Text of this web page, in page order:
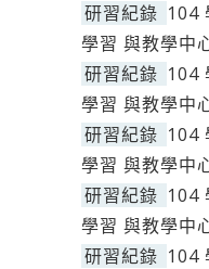
研習紀錄 104
學習 與教學中
研習紀錄 104
學習 與教學中
研習紀錄 104
學習 與教學中
研習紀錄 104
學習 與教學中
研習紀錄 104